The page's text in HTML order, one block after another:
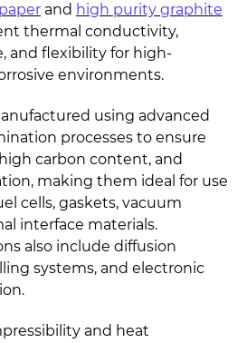
and high purity graphite
thermal conductivity,
and flexibility for high-
environments.
using advanced
processes to ensure
carbon content, and
making them ideal for use
cells, gaskets, vacuum
interface materials.
also include diffusion
systems, and electronic
and heat